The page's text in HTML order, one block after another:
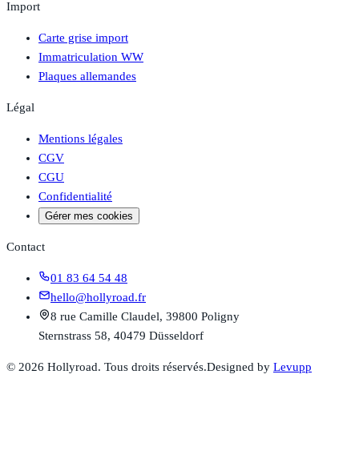
Import
Carte grise import
Immatriculation WW
Plaques allemandes
Légal
Mentions légales
CGV
CGU
Confidentialité
Gérer mes cookies
Contact
01 83 64 54 48
hello@hollyroad.fr
8 rue Camille Claudel, 39800 Poligny
Sternstrass 58, 40479 Düsseldorf
© 2026 Hollyroad. Tous droits réservés.Designed by Levupp